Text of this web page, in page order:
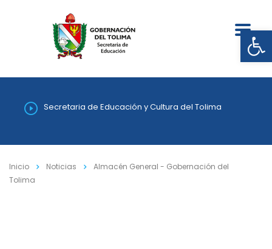
Secretaria de Educación y Cultura del Tolima
Inicio Noticias
Almacén General - Gobernación del
Tolima